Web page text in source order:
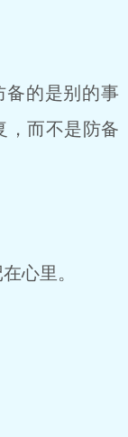
的是别的事
而不是防备
心里。